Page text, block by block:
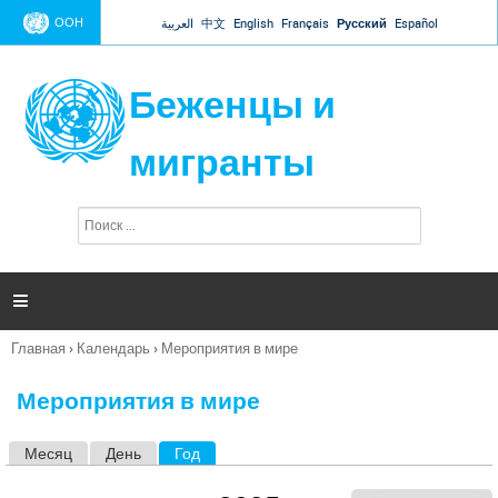
Jump to navigation
ООН العربية 中文 English Français Русский Español
Беженцы и
мигранты
п
и

Вы
Главная › Календарь › Мероприятия в мире
Мероприятия в мире
Месяц День Год